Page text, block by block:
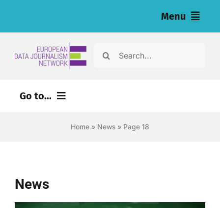
Menu
Ressources pour les journalistes (eng)
Search
Go to...
Home » News » Page 18
News